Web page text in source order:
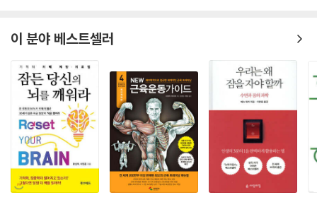
이 분야 베스트셀러